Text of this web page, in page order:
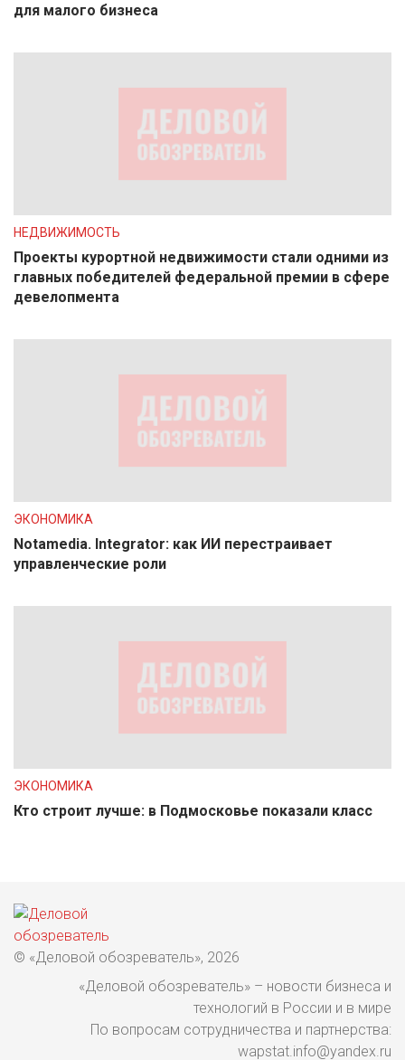
для малого бизнеса
НЕДВИЖИМОСТЬ
Проекты курортной недвижимости стали одними из
главных победителей федеральной премии в сфере
девелопмента
ЭКОНОМИКА
Notamedia. Integrator: как ИИ перестраивает
управленческие роли
ЭКОНОМИКА
Кто строит лучше: в Подмосковье показали класс
© «Деловой обозреватель», 2026
«Деловой обозреватель» – новости бизнеса и
технологий в России и в мире
По вопросам сотрудничества и партнерства:
wapstat.info@yandex.ru